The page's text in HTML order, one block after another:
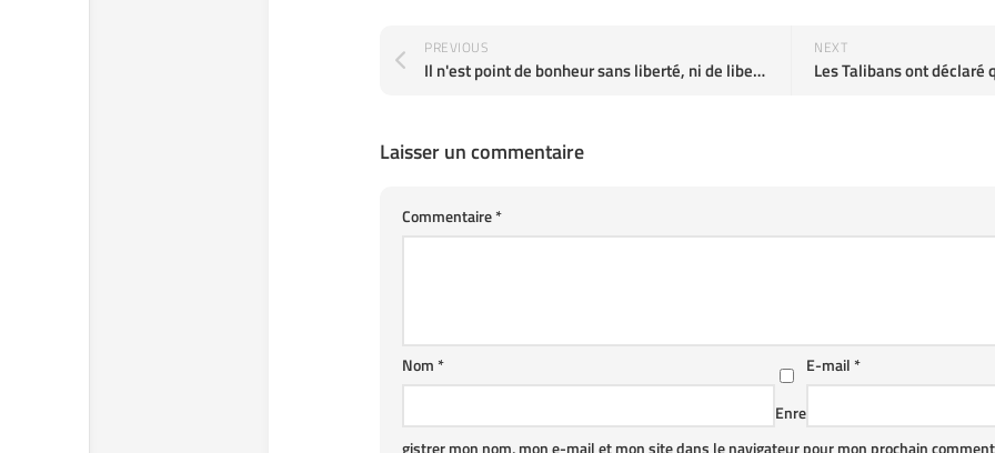
NEXT
PREVIOUS
Il n'est point de bonheur sans liberté, ni de liberté sans courage. Périclès
Laisser un commentaire
Commentaire*
E-mail*
Nom*
Enre
gistrer mon nom, mon e-mail et mon site dans le navigateur pour mon prochain